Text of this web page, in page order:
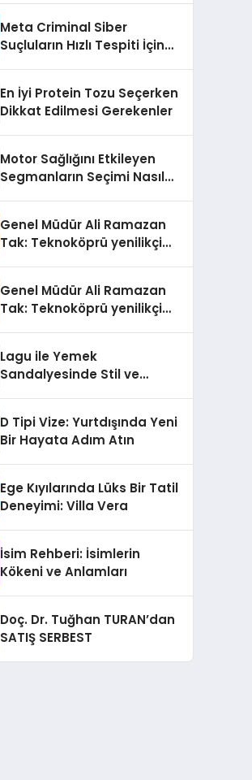
Meta Criminal Siber
Suçluların Hızlı Tespiti İçin
En İyi Protein Tozu Seçerken
Dikkat Edilmesi Gerekenler
Motor Sağlığını Etkileyen
Segmanların Seçimi Nasıl
Genel Müdür Ali Ramazan
Tak: Teknoköprü yenilikçi
Genel Müdür Ali Ramazan
Tak: Teknoköprü yenilikçi
Lagu ile Yemek
Sandalyesinde Stil ve
D Tipi Vize: Yurtdışında Yeni
Bir Hayata Adım Atın
Ege Kıyılarında Lüks Bir Tatil
Deneyimi: Villa Vera
İsim Rehberi: İsimlerin
Kökeni ve Anlamları
Doç. Dr. Tuğhan TURAN’dan
SATIŞ SERBEST